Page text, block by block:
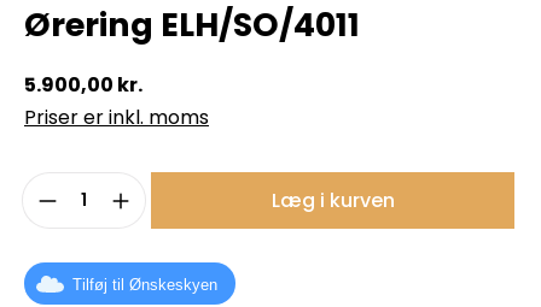
Ørering ELH/SO/4011
5.900,00 kr.
Priser er inkl. moms
Produktmængde: Indtast det
Læg i kurven
Tilføj til Ønskeskyen